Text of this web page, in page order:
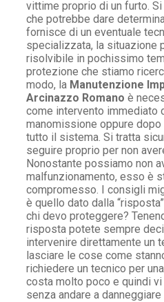
vittime proprio di un furto.
che potrebbe dare
fornisce di un eventuale
specializzata, la situazione
risolvibile in pochissimo
protezione che stiamo
modo, la Manutenzione
Arcinazzo Romano è
come intervento immediato
manomissione oppure
tutto il sistema. Si tratta
seguire proprio per non
Nonostante possiamo non
malfunzionamento, esso è
compromesso. I consigli
è quello dato dalla
chi devo proteggere?
risposta potete sempre
intervenire direttamente un
lasciare le cose come
richiedere un tecnico per
costa molto poco e quindi
senza andare a